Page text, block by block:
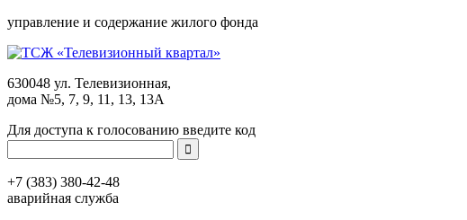
управление и содержание жилого фонда
630048 ул. Телевизионная,
дома №5, 7, 9, 11, 13, 13А
Для доступа к голосованию введите код
+7 (383) 380-42-48
аварийная служба